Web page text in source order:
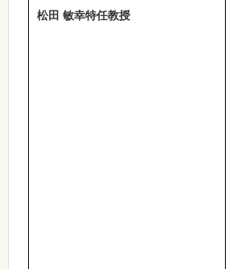
松田 敏幸特任教授